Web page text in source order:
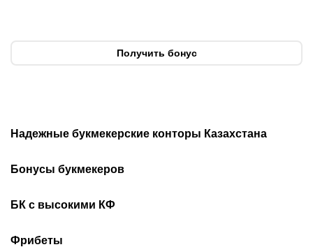
Получить бонус
Надежные букмекерские конторы Казахстана
Бонусы букмекеров
За установку приложения
БК с высокими КФ
Фрибеты